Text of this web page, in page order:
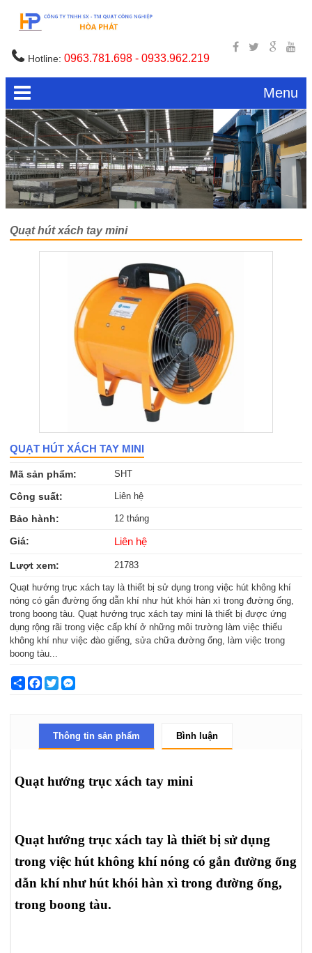
Hotline:0963.781.698 - 0933.962.219
Menu
Quạt hút xách tay mini
QUẠT HÚT XÁCH TAY MINI
Mã sản phẩm: SHT
Công suất: Liên hệ
Bảo hành: 12 tháng
Giá: Liên hệ
Lượt xem: 21783
Quạt hướng trục xách tay là thiết bị sử dụng trong việc hút không khí
nóng có gắn đường ống dẫn khí như hút khói hàn xì trong đường ống,
trong boong tàu. Quạt hướng trục xách tay mini là thiết bị được ứng
dụng rộng rãi trong việc cấp khí ở những môi trường làm việc thiếu
không khí như việc đào giếng, sửa chữa đường ống, làm việc trong
boong tàu...
ShareFacebook
Twitter
Thông tin sản phẩm Bình luận
Quạt hướng trục xách tay mini
Quạt hướng trục xách tay là thiết bị sử dụng
trong việc hút không khí nóng có gắn đường ống
dẫn khí như hút khói hàn xì trong đường ống,
trong boong tàu.